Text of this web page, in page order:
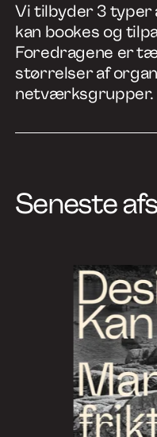
Vi tilbyder 3 typer
kan bookes og
Foredragene er
størrelser af
netværksgrupper.
Seneste